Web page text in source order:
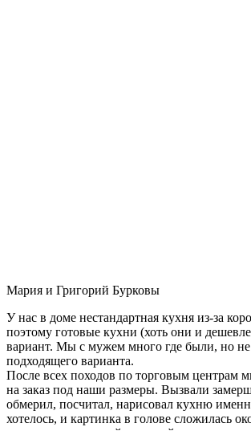
Мария и Григорий Бурковы
У нас в доме нестандартная кухня из-за
поэтому готовые кухни (хоть они и
вариант. Мы с мужем много где были, но
подходящего варианта.
После всех походов по торговым центрам
на заказ под наши размеры. Вызвали
обмерил, посчитал, нарисовал кухню
хотелось, и картинка в голове сложилась